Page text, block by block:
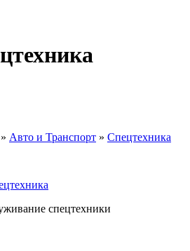
» Авто и Транспорт » Спецтехника
спецтехники